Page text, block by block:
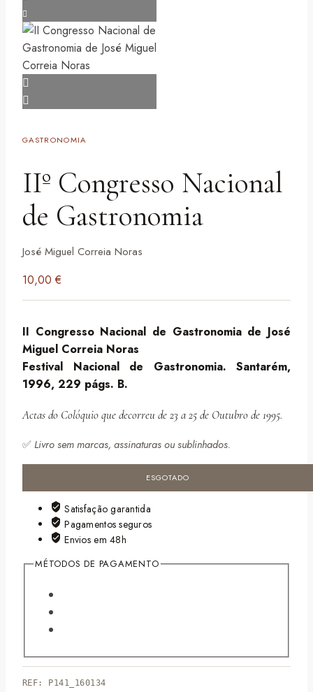
GASTRONOMIA
IIº Congresso Nacional
de Gastronomia
José Miguel Correia Noras
10,00€
II Congresso Nacional de Gastronomia de José
Miguel Correia Noras
Festival Nacional de Gastronomia. Santarém,
1996, 229 págs. B.
Actas do Colóquio que decorreu de 23 a 25 de Outubro de 1995.
✅Livro sem marcas, assinaturas ou sublinhados.
ESGOTADO
Satisfação garantida
Pagamentos seguros
Envios em 48h
MÉTODOS DE PAGAMENTO
REF:
P141_160134